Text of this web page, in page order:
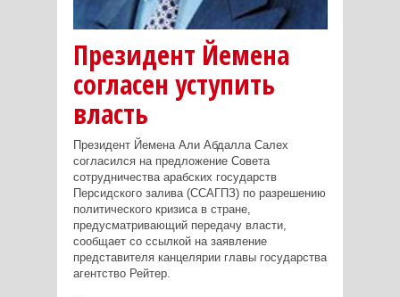
Президент Йемена
согласен уступить
власть
Президент Йемена Али Абдалла Салех
согласился на предложение Совета
сотрудничества арабских государств
Персидского залива (ССАГПЗ) по разрешению
политического кризиса в стране,
предусматривающий передачу власти,
сообщает со ссылкой на заявление
представителя канцелярии главы государства
агентство Рейтер.